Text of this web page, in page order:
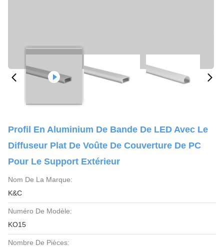
Profil En Aluminium De Bande De LED Avec Le
Diffuseur Plat De Voûte De Couverture De PC
Pour Le Support Extérieur
Nom De La Marque:
K&C
Numéro De Modèle:
KO15
Nombre De Pièces: